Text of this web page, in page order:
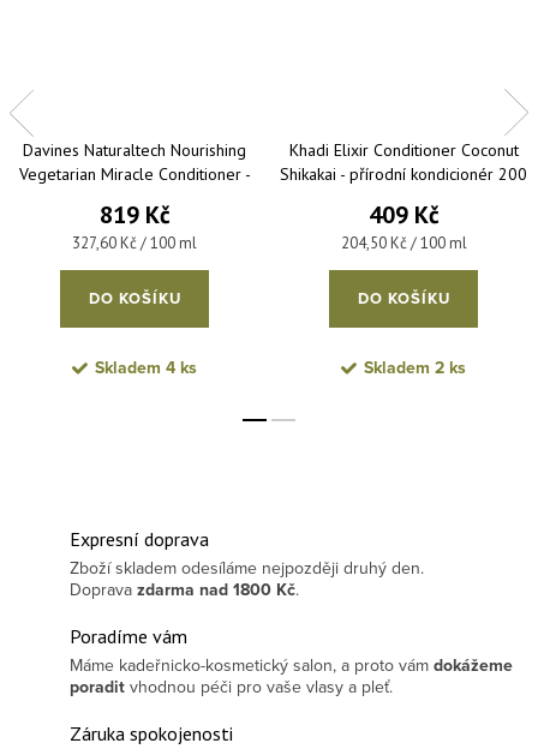
Davines Naturaltech Nourishing
Vegetarian Miracle Conditioner -
lámavé vlasy 250 ml
819 Kč
Měrná cena:
327,60 Kč / 100 ml
DO KOŠÍKU
Skladem 4 ks
Khadi Elixir Conditioner Coconut
Shikakai - přírodní kondicionér 200
409 Kč
Měrná cena:
204,50 Kč / 100 ml
DO KOŠÍKU
Skladem 2 ks
Expresní doprava
Zboží skladem odesíláme nejpozději druhý den.
Doprava zdarma nad 1800 Kč.
Poradíme vám
Máme kadeřnicko-kosmetický salon, a proto vám dokážeme
poradit vhodnou péči pro vaše vlasy a pleť.
Záruka spokojenosti